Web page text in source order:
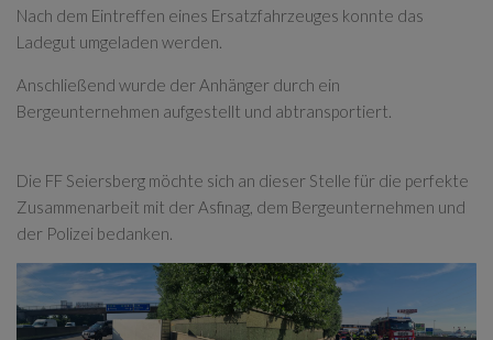
Nach dem Eintreffen eines Ersatzfahrzeuges konnte das
Ladegut umgeladen werden.
Anschließend wurde der Anhänger durch ein
Bergeunternehmen aufgestellt und abtransportiert.
Die FF Seiersberg möchte sich an dieser Stelle für die perfekte
Zusammenarbeit mit der Asfinag, dem Bergeunternehmen und
der Polizei bedanken.